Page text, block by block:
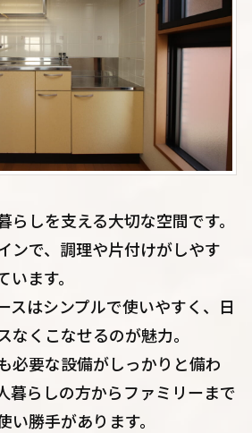
らしを支える大切な空間です。
ンで、調理や片付けがしやす
ます。
スはシンプルで使いやすく、日
なくこなせるのが魅力。
必要な設備がしっかりと備わ
暮らしの方からファミリーまで
勝手があります。